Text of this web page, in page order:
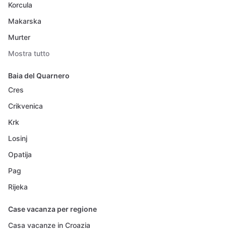
Korcula
Makarska
Murter
Mostra tutto
Baia del Quarnero
Cres
Crikvenica
Krk
Losinj
Opatija
Pag
Rijeka
Case vacanza per regione
Casa vacanze in Croazia